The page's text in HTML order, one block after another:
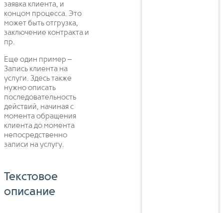
заявка клиента, и
концом процесса. Это
может быть отгрузка,
заключение контракта и
пр.
Еще один пример –
Запись клиента на
услуги. Здесь также
нужно описать
последовательность
действий, начиная с
момента обращения
клиента до момента
непосредственно
записи на услугу.
Текстовое
описание